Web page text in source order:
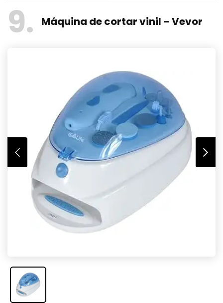
9 Máquina de cortar vinil – Vevor